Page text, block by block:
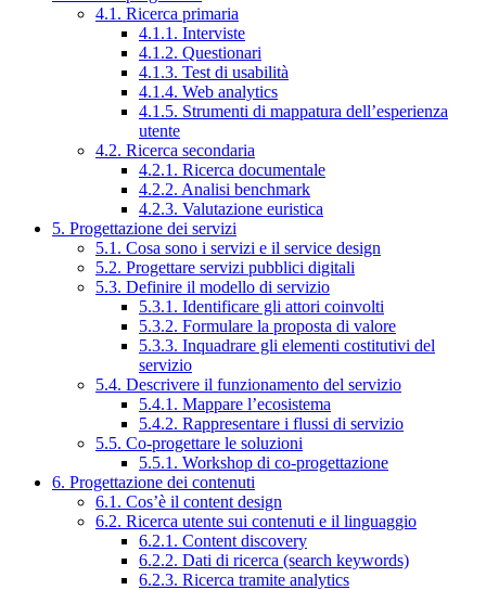
4.1. Ricerca primaria
4.1.1. Interviste
4.1.2. Questionari
4.1.3. Test di usabilità
4.1.4. Web analytics
4.1.5. Strumenti di mappatura dell’esperienza
utente
4.2. Ricerca secondaria
4.2.1. Ricerca documentale
4.2.2. Analisi benchmark
4.2.3. Valutazione euristica
5. Progettazione dei servizi
5.1. Cosa sono i servizi e il service design
5.2. Progettare servizi pubblici digitali
5.3. Definire il modello di servizio
5.3.1. Identificare gli attori coinvolti
5.3.2. Formulare la proposta di valore
5.3.3. Inquadrare gli elementi costitutivi del
servizio
5.4. Descrivere il funzionamento del servizio
5.4.1. Mappare l’ecosistema
5.4.2. Rappresentare i flussi di servizio
5.5. Co-progettare le soluzioni
5.5.1. Workshop di co-progettazione
6. Progettazione dei contenuti
6.1. Cos’è il content design
6.2. Ricerca utente sui contenuti e il linguaggio
6.2.1. Content discovery
6.2.2. Dati di ricerca (search keywords)
6.2.3. Ricerca tramite analytics